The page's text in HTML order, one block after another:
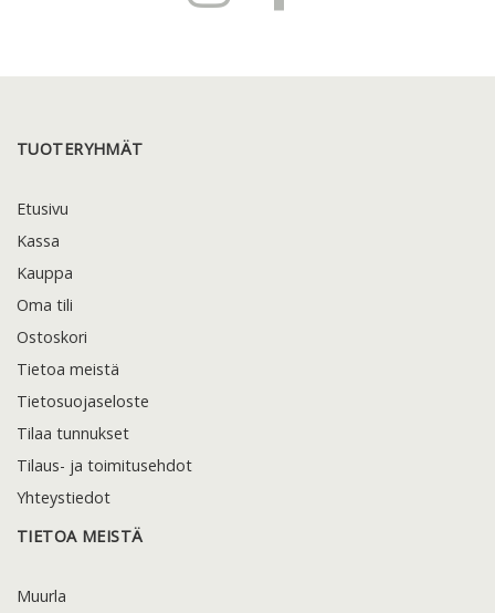
TUOTERYHMÄT
Etusivu
Kassa
Kauppa
Oma tili
Ostoskori
Tietoa meistä
Tietosuojaseloste
Tilaa tunnukset
Tilaus- ja toimitusehdot
Yhteystiedot
TIETOA MEISTÄ
Muurla